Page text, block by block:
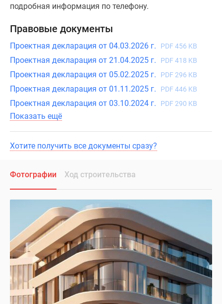
подробная информация по телефону.
Правовые документы
Проектная декларация от 04.03.2026 г. PDF 456 KB
Проектная декларация от 21.04.2025 г. PDF 418 KB
Проектная декларация от 05.02.2025 г. PDF 296 KB
Проектная декларация от 01.11.2025 г. PDF 446 KB
Проектная декларация от 03.10.2024 г. PDF 290 KB
Показать ещё
Хотите получить все документы сразу?
Фотографии Ход строительства